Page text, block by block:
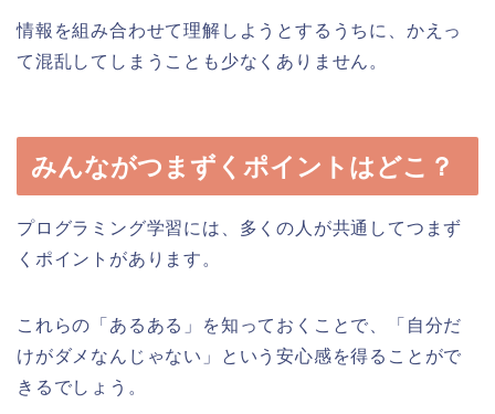
情報を組み合わせて理解しようとするうちに、かえっ
て混乱してしまうことも少なくありません。
みんながつまずくポイントはどこ？
プログラミング学習には、多くの人が共通してつまず
くポイントがあります。
これらの「あるある」を知っておくことで、「自分だ
けがダメなんじゃない」という安心感を得ることがで
きるでしょう。